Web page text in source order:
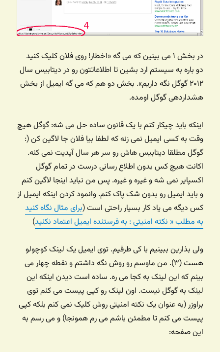
در بخش ۱ می بینین که می گه «اخطار! روی فلان کلیک کنید
دو باره به سیستم ارد بشین تا اطلاعاتتون رو در دیتابیس سال
۲۰۱۲ گوگل نگه داریم». بخش دو هم که می گه ایمیل از بخش
هشداردهی گوگل اومده.
اینکه باید چیکار کنم با یک قانون ساده حل می شه: گوگل هیچ
وقت به کسی ایمیل نمی زنه که لطفا بیا فلان جا لاگین کن (:
گوگل مطلقا دیتابیس هاش رو سر هر سال آپدیت نمی کنه.
اکانت هیچ کس بدون اطلاع رسانی درست در تمام گوگل
اکسپایر نمی شه و غیره و غیره. پس من نباید اینجا لاگین کنم
و باید ایمیل رو بدون شک پاک کنم. وانمود کردن اینکه ایمیل از
کس دیگه می یاد کار بسیار راحتی است (برای مثال نگاه کنید
به مطلب « نکته امنیتی : به فرستنده ایمیل اعتماد نکنید)
ولی بذارین ببینیم با کی طرفیم. توی ایمیل یک لینک کوچولو
هست (۳). من ماوسم رو روش نگه داشتم و نقطه چهار می
بینم که این لینک به کجا می ره. ساده است دیدن اینکه این
لینک به گوگل نیست. اون لینک رو کپی پیست می کنم توی
براوزر (به عنوان یک نکته امنیتی روش کلیک نمی کنم بلکه کپی
پیست می کنم تا مطمئن باشم می رم همونجا) و می رسم به
این صفحه: